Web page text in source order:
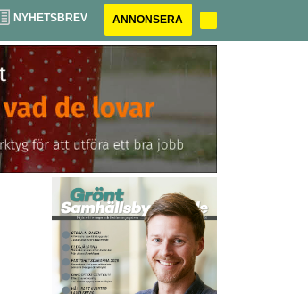
NYHETSBREV ANNONSERA